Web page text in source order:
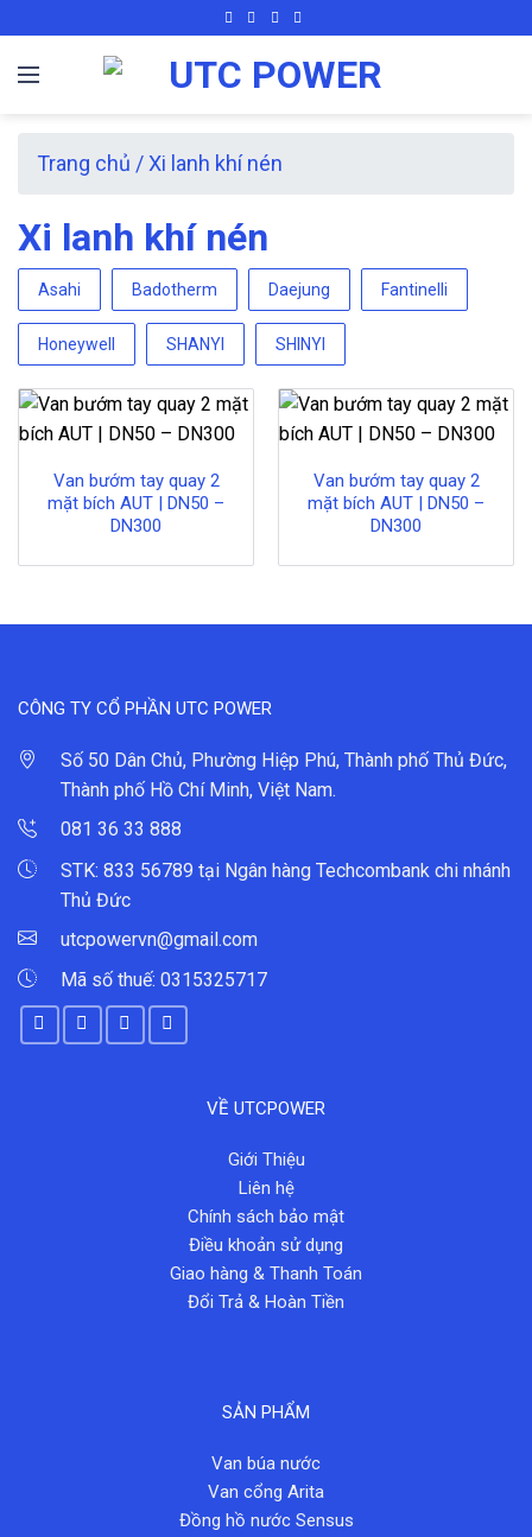
to
content
Trang chủ /Xi lanh khí nén
Xi lanh khí nén
Asahi Badotherm Daejung Fantinelli
Honeywell SHANYI SHINYI
Van bướm tay quay 2
mặt bích AUT | DN50 –
DN300
Van bướm tay quay 2
mặt bích AUT | DN50 –
DN300
CÔNG TY CỔ PHẦN UTC POWER
Số 50 Dân Chủ, Phường Hiệp Phú, Thành phố Thủ Đức,
Thành phố Hồ Chí Minh, Việt Nam.
081 36 33 888
STK: 833 56789 tại Ngân hàng Techcombank chi nhánh
Thủ Đức
utcpowervn@gmail.com
Mã số thuế: 0315325717
VỀ UTCPOWER
Giới Thiệu
Liên hệ
Chính sách bảo mật
Điều khoản sử dụng
Giao hàng & Thanh Toán
Đổi Trả & Hoàn Tiền
SẢN PHẨM
Van búa nước
Van cổng Arita
Đồng hồ nước Sensus